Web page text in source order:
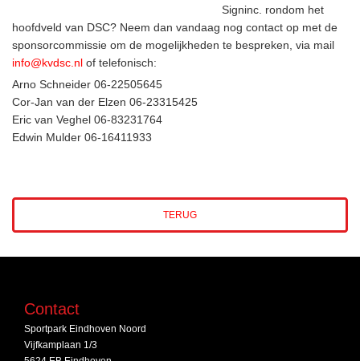
Signinc. rondom het
hoofdveld van DSC? Neem dan vandaag nog contact op met de
sponsorcommissie om de mogelijkheden te bespreken, via mail
info@kvdsc.nl of telefonisch:
Arno Schneider 06-22505645
Cor-Jan van der Elzen 06-23315425
Eric van Veghel 06-83231764
Edwin Mulder 06-16411933
TERUG
Contact
Sportpark Eindhoven Noord
Vijfkamplaan 1/3